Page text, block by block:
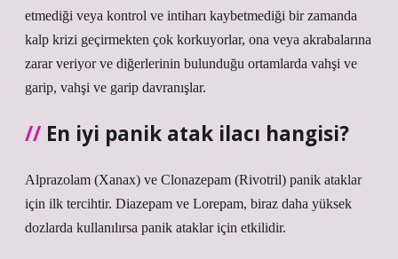
etmediği veya kontrol ve intiharı kaybetmediği bir zamanda
kalp krizi geçirmekten çok korkuyorlar, ona veya akrabalarına
zarar veriyor ve diğerlerinin bulunduğu ortamlarda vahşi ve
garip, vahşi ve garip davranışlar.
En iyi panik atak ilacı hangisi?
Alprazolam (Xanax) ve Clonazepam (Rivotril) panik ataklar
için ilk tercihtir. Diazepam ve Lorepam, biraz daha yüksek
dozlarda kullanılırsa panik ataklar için etkilidir.